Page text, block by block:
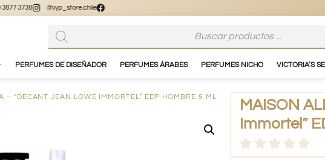
PERFUMES DE DISEÑADOR PERFUMES ÁRABES PERFUMES NICHO VICTORIA’S
– “DECANT JEAN LOWE IMMORTEL” EDP HOMBRE 5 ML
MAISON
Immortel”